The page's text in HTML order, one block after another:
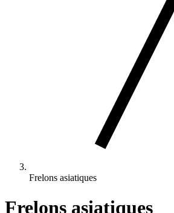
Frelons asiatiques
Frelons asiatiques